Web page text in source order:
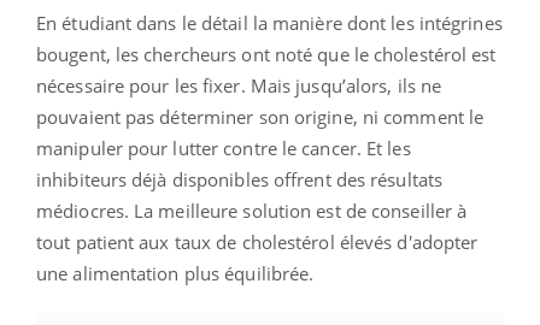
En étudiant dans le détail la manière dont les intégrines
bougent, les chercheurs ont noté que le cholestérol est
nécessaire pour les fixer. Mais jusqu’alors, ils ne
pouvaient pas déterminer son origine, ni comment le
manipuler pour lutter contre le cancer. Et les
inhibiteurs déjà disponibles offrent des résultats
médiocres. La meilleure solution est de conseiller à
tout patient aux taux de cholestérol élevés d'adopter
une alimentation plus équilibrée.